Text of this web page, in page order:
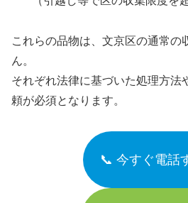
これらの品物は、文京区の通常の
ん。
それぞれ法律に基づいた処理方法
頼が必須となります。
📞 今すぐ電話